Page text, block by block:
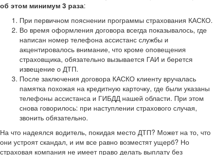
об этом минимум 3 раза:
При первичном пояснении программы страхования КАСКО.
Во время оформления договора всегда показывалось, где
написан номер телефона ассистанс службы и
акцентировалось внимание, что кроме оповещения
страховщика, обязательно вызывается ГАИ и берется
извещение о ДТП.
После заключения договора КАСКО клиенту вручалась
памятка похожая на кредитную карточку, где были указаны
телефоны ассистанса и ГИБДД нашей области. При этом
снова говорилось: при наступлении страхового случая,
звонить обязательно.
На что надеялся водитель, покидая место ДТП? Может на то, что
они устроят скандал, и им все равно возместят ущерб? Но
страховая компания не имеет право делать выплату без